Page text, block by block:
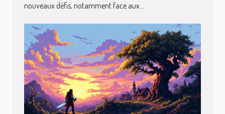
nouveaux défis, notamment face aux...